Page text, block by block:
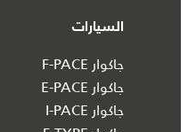
السيارات
جاكوار F-PACE
جاكوار E-PACE
جاكوار I‑PACE